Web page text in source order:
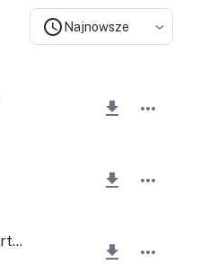
Najnowsze
Poranek z fortepianem